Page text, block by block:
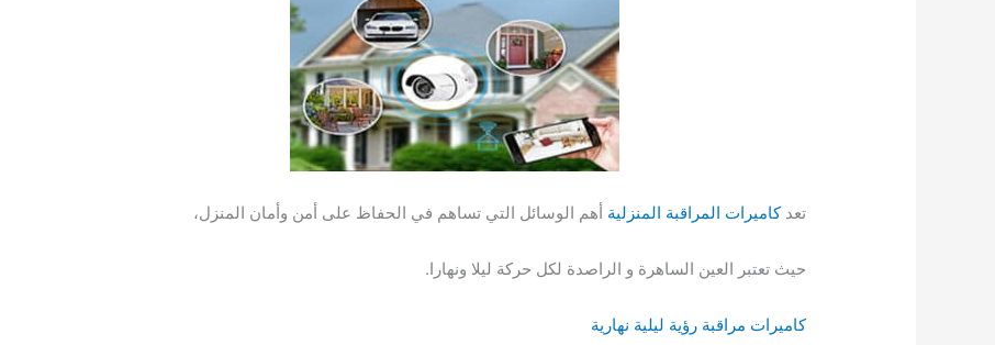
تعدكاميرات المراقبة المنزلية أهم الوسائل التي تساهم في الحفاظ على أمن وأمان المنزل،
حيث تعتبر العين الساهرة و الراصدة لكل حركة ليلا ونهارا.
كاميرات مراقبة رؤية ليلية نهارية